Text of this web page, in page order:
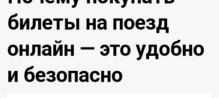
билеты на поезд
онлайн — это удобно
и безопасно